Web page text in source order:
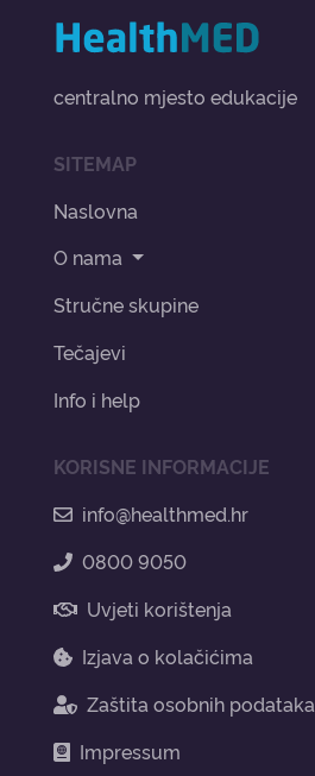
centralno mjesto edukacije
SITEMAP
Naslovna
O nama
Stručne skupine
Tečajevi
Info i help
KORISNE INFORMACIJE
info@healthmed.hr
0800 9050
Uvjeti korištenja
Izjava o kolačićima
Zaštita osobnih podataka
Impressum